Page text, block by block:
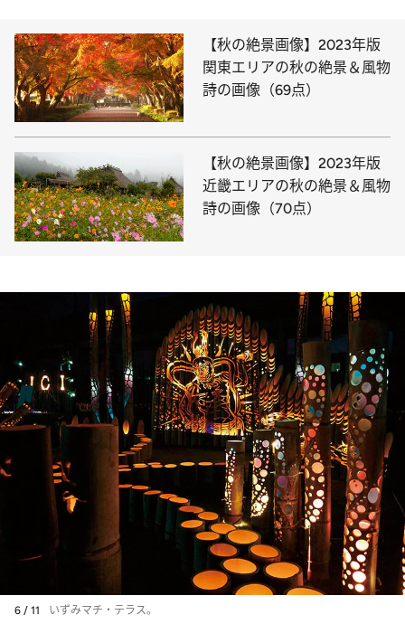
【秋の絶景画像】2023年版
関東エリアの秋の絶景＆風物
詩の画像（69点）
【秋の絶景画像】2023年版
近畿エリアの秋の絶景＆風物
詩の画像（70点）
6 / 11 いずみマチ・テラス。